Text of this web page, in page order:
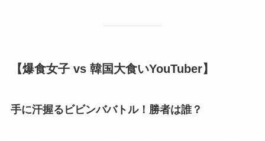
【爆食女子 vs 韓国大食いYouTuber】
手に汗握るビビンババトル！勝者は誰？